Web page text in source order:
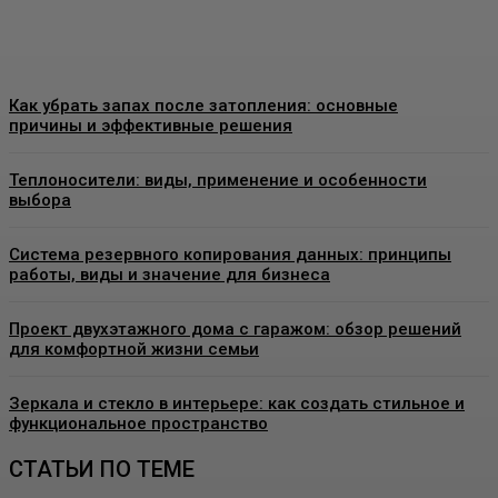
Как убрать запах после затопления: основные
причины и эффективные решения
Теплоносители: виды, применение и особенности
выбора
Система резервного копирования данных: принципы
работы, виды и значение для бизнеса
Проект двухэтажного дома с гаражом: обзор решений
для комфортной жизни семьи
Зеркала и стекло в интерьере: как создать стильное и
функциональное пространство
СТАТЬИ ПО ТЕМЕ